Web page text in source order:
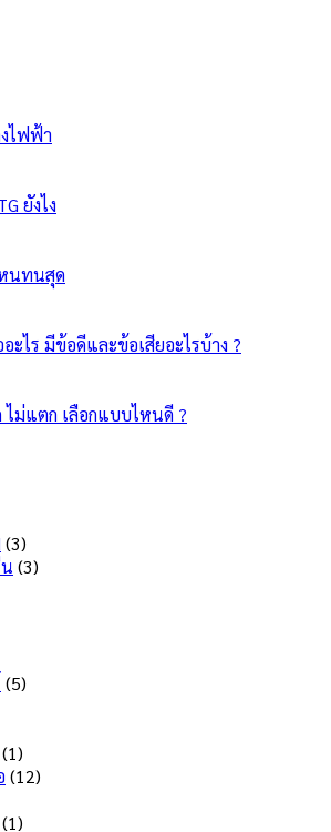
ไฟฟ้า
บน
ลาย
ช่างไฟ
ยังไง
บน
จาก
ไง
นทนสุด
บน
แบบ
ะไร มีข้อดีและข้อเสียอะไรบ้าง ?
ไม่แตก เลือกแบบไหนดี ?
(3)
(3)
(5)
(1)
(12)
(1)